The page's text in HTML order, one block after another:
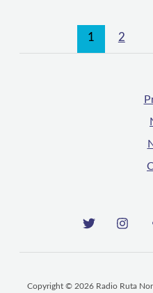
1 2
Copyright © 2026 Radio Ruta